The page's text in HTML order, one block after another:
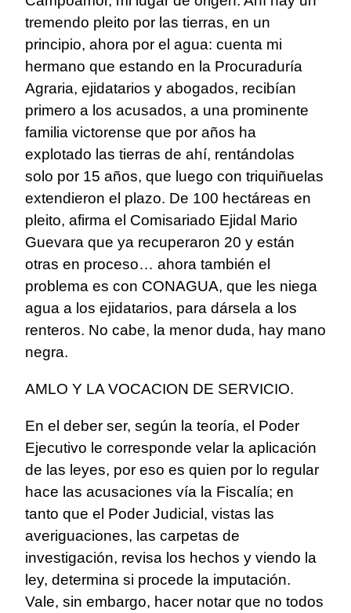
tremendo pleito por las tierras, en un
principio, ahora por el agua: cuenta mi
hermano que estando en la Procuraduría
Agraria, ejidatarios y abogados, recibían
primero a los acusados, a una prominente
familia victorense que por años ha
explotado las tierras de ahí, rentándolas
solo por 15 años, que luego con triquiñuelas
extendieron el plazo. De 100 hectáreas en
pleito, afirma el Comisariado Ejidal Mario
Guevara que ya recuperaron 20 y están
otras en proceso… ahora también el
problema es con CONAGUA, que les niega
agua a los ejidatarios, para dársela a los
renteros. No cabe, la menor duda, hay mano
negra.
AMLO Y LA VOCACION DE SERVICIO.
En el deber ser, según la teoría, el Poder
Ejecutivo le corresponde velar la aplicación
de las leyes, por eso es quien por lo regular
hace las acusaciones vía la Fiscalía; en
tanto que el Poder Judicial, vistas las
averiguaciones, las carpetas de
investigación, revisa los hechos y viendo la
ley, determina si procede la imputación.
Vale, sin embargo, hacer notar que no todos